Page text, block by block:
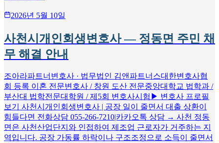
2026년 5월 10일
사천시개인회생변호사 — 정동면 주민 채
무 해결 안내
조아라파트너변호사 · 법무법인 김앤파트너스대한변호사협
회 등록 이혼 전문변호사 / 창원 도산 전문중앙대학교 법학과 /
부산대 법학전문대학원 / 제5회 변호사시험▶ 변호사 프로필
보기 사천시개인회생변호사 | 공장 일이 줄면서 대출 상환이
힘들다면 전화상담 055-266-7210|카카오톡 상담 → 사천 정동
면은 사천산업단지와 인접하여 제조업 근로자가 거주하는 지
역입니다. 공장 가동률 하락이나 구조조정으로 소득이 줄면서